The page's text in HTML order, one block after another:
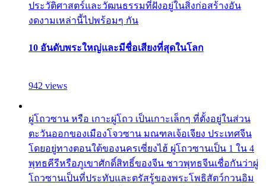
ประวัติศาสตร์และวัฒนธรรมที่ฝังอยู่ในสิ่งก่อสร้างอัน
งดงามเหล่านี้ไปพร้อมๆ กัน
10 อันดับพระใหญ่และมีชื่อเสียงที่สุดในโลก
942 views
ผู่โถวซาน หรือ เกาะผู่โถว เป็นเกาะเล็กๆ ที่ตั้งอยู่ในส่วน
ตะวันออกของเมืองโจวซาน มณฑลเจ้อเจียง ประเทศจีน
โดยอยู่ทางตอนใต้ของนครเซี่ยงไฮ้ ผู่โถวซานเป็น 1 ใน 4
พุทธคีรีหรือภูเขาศักดิ์สิทธิ์ของจีน ชาวพุทธจีนเชื่อกันว่าผู่
โถวซานเป็นที่ประทับและตรัสรู้ของพระโพธิสัตว์กวนอิม